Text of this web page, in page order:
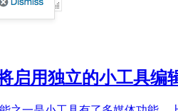
启用独立的小工具编